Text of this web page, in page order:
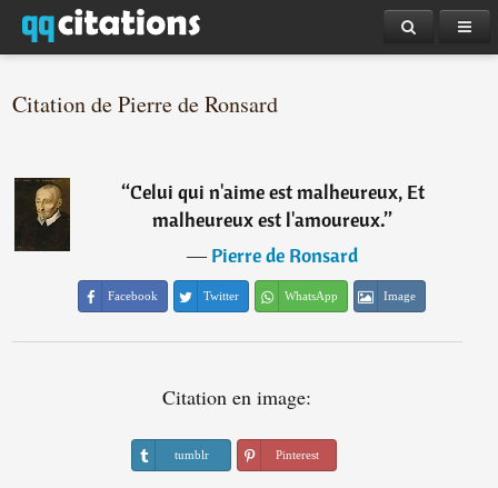
Citation de Pierre de Ronsard
“Celui qui n'aime est malheureux, Et
malheureux est l'amoureux.”
―Pierre de Ronsard
Facebook Twitter WhatsApp Image
Citation en image:
tumblr Pinterest